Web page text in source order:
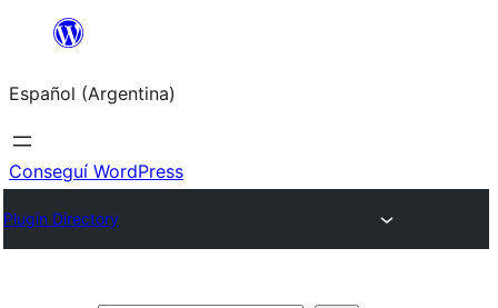
Saltar
contenido
Español (Argentina)
Conseguí WordPress
Plugin Directory